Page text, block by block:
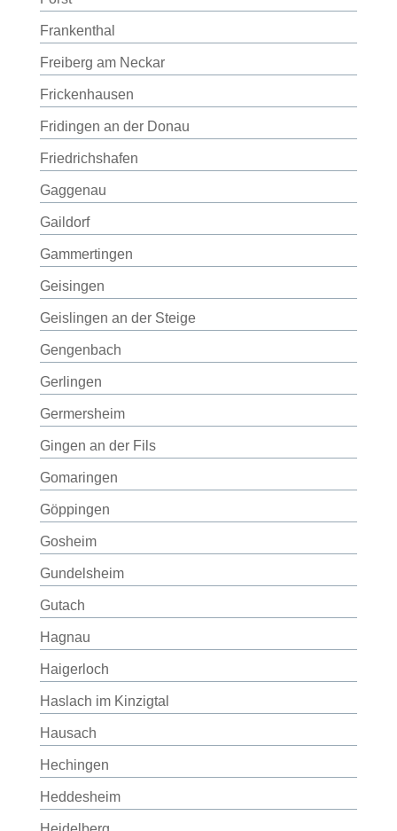
Frankenthal
Freiberg am Neckar
Frickenhausen
Fridingen an der Donau
Friedrichshafen
Gaggenau
Gaildorf
Gammertingen
Geisingen
Geislingen an der Steige
Gengenbach
Gerlingen
Germersheim
Gingen an der Fils
Gomaringen
Göppingen
Gosheim
Gundelsheim
Gutach
Hagnau
Haigerloch
Haslach im Kinzigtal
Hausach
Hechingen
Heddesheim